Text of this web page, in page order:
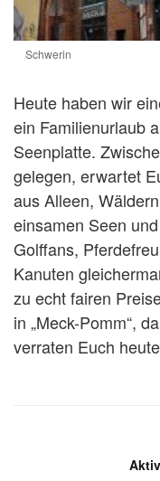
Schwerin
Heute haben wir
ein Familienurlaub
Seenplatte.
gelegen, erwartet
aus Alleen,
einsamen Seen
Golffans,
Kanuten
zu echt fairen
in „Meck-Pomm“,
verraten Euch